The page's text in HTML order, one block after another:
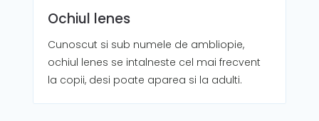
Ochiul lenes
Cunoscut si sub numele de ambliopie,
ochiul lenes se intalneste cel mai frecvent
la copii, desi poate aparea si la adulti.